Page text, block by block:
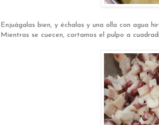
Enjuágalas bien, y échalas y una olla con agua
Mientras se cuecen, cortamos el pulpo a